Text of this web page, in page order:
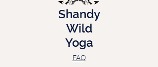
Shandy
Wild
Yoga
FAQ